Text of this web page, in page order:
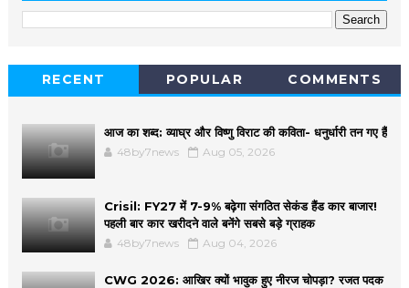
RECENT POPULAR COMMENTS
आज का शब्द: व्याघ्र और विष्णु विराट की कविता- धनुर्धारी तन गए हैं
48by7news Aug 05, 2026
Crisil: FY27 में 7-9% बढ़ेगा संगठित सेकंड हैंड कार बाजार!
पहली बार कार खरीदने वाले बनेंगे सबसे बड़े ग्राहक
48by7news Aug 04, 2026
CWG 2026: आखिर क्यों भावुक हुए नीरज चोपड़ा? रजत पदक